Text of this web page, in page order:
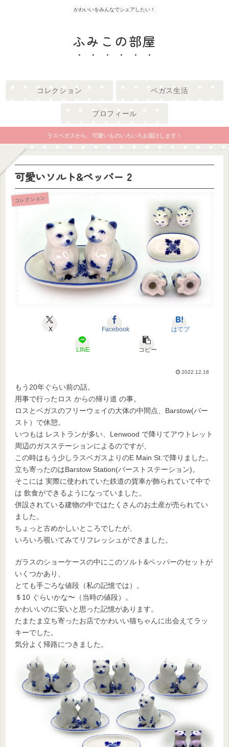
かわいいをみんなでシェアしたい！
ふみこの部屋
コレクション ベガス生活
プロフィール
ラスベガスから、可愛いものいろいろお届けします！
可愛いソルト&ペッパー 2
コレクション
X Facebook はてブ
LINE コピー
2022.12.18
もう20年ぐらい前の話。
用事で行ったロス からの帰り道 の事。
ロスとベガスのフリーウェイの大体の中間点、Barstow(バー
スト）で休憩。
いつもは レストランが多い、Lenwood で降りてアウトレット
周辺のガスステーションによるのですが、
この時はもう少しラスベガスよりのE Main St.で降りました。
立ち寄ったのはBarstow Station(バーストステーション)。
そこには 実際に使われていた鉄道の貨車が飾られていて中で
は 飲食ができるようになっていました。
併設されている建物の中ではたくさんのお土産が売られてい
ました。
ちょっと古めかしいところでしたが、
いろいろ覗いてみてリフレッシュができました。
ガラスのショーケースの中にこのソルト&ペッパーのセットが
いくつかあり、
とても手ごろな値段（私の記憶では）。
＄10 ぐらいかな〜（当時の値段）。
かわいいのに安いと思った記憶があります。
たまたま立ち寄ったお店でかわいい猫ちゃんに出会えてラッ
キーでした。
気分よく帰路につきました。